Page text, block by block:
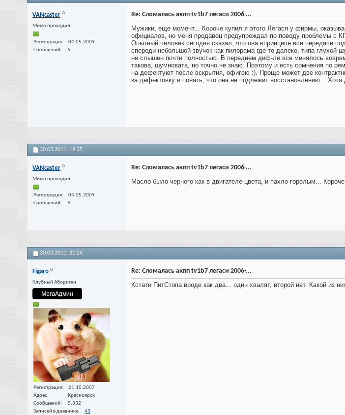
VANcaster
Мимо проходил
Регистрация
04.05.2009
Сообщений
9
Re: Сломалась акпп tv1b7 легаси 2006-...
Мужики, еще момент... Короче купил я этого Легася у фирмы,
официалов, но меня продавец предупреждал по поводу проблемы с
Опытный человек сегодня сказал, что она впринципе все передачи
спереди небольшой звучок-как пилорама где-то далеко, типа глухой
не слышен почти полностью. В переднем диф-ле все менялось
такова, шумновата, но точно не знаю. Поэтому и есть сомнения по
на дефектуют после вскрытия, офигею :). Проще может две
за дефектовку и понять, что она не подлежит восстановлению...
30.03.2011, 19:35
VANcaster
Мимо проходил
Регистрация
04.05.2009
Сообщений
9
Re: Сломалась акпп tv1b7 легаси 2006-...
Масло было черного как в двигателе цвета, и пахло горелым...
30.03.2011, 21:24
Figaro
Клубный Абориген
Регистрация
21.10.2007
Адрес
Красноярск
Сообщений
5,332
Записей в дневнике
43
Re: Сломалась акпп tv1b7 легаси 2006-...
Кстати ПитСтопа вроде как два... один хвалят, второй нет. Какой из